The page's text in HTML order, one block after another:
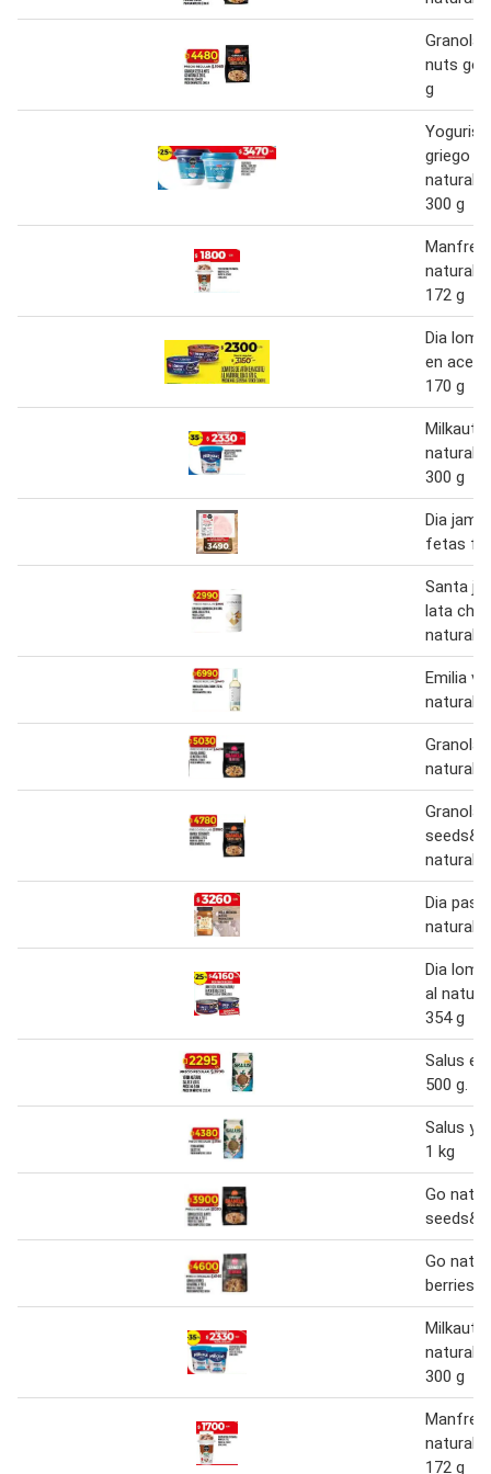
Granola
nuts go
g
griego
natural/
300 g
Manfrey
natural
172 g
Dia
en
170 g
Milkaut
natural
300 g
Dia
fetas
Santa
lata
natural
Emilia
natural
Granola
natural
Granola
natural
Dia
natural
Dia
al
354 g
Salus
500 g.
Salus
1 kg
Go
Go
berries
Milkaut
natural
300 g
Manfrey
natural
172 g